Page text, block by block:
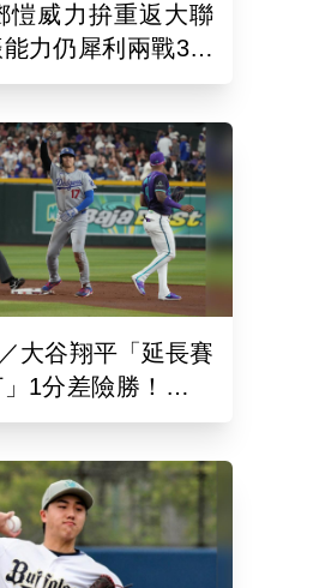
愷威力拚重返大聯
力仍犀利兩戰3局
大谷翔平「延長賽
1分差險勝！道奇
長7連敗低潮